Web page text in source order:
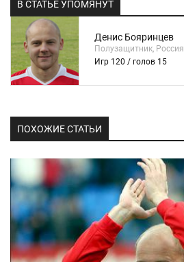
В СТАТЬЕ УПОМЯНУТ
Денис Бояринцев
Полузащитник, Россия
Игр 120 / голов 15
ПОХОЖИЕ СТАТЬИ